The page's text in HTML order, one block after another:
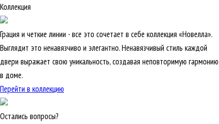
Коллекция
Грация и четкие линии - все это сочетает в себе коллекция «Новелла».
Выглядит это ненавязчиво и элегантно. Ненавязчивый стиль каждой
двери выражает свою уникальность, создавая неповторимую гармонию
в доме.
Перейти в коллекцию
Остались вопросы?